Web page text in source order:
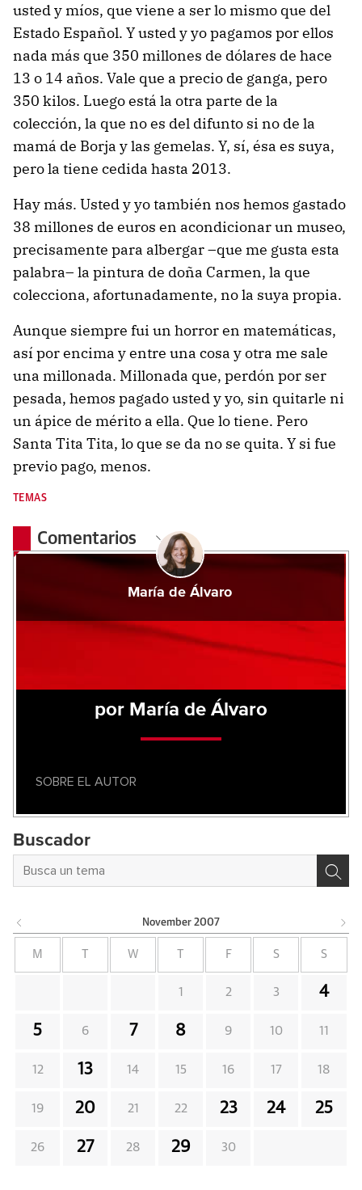
usted y míos, que viene a ser lo mismo que del
Estado Español. Y usted y yo pagamos por ellos
nada más que 350 millones de dólares de hace
13 o 14 años. Vale que a precio de ganga, pero
350 kilos. Luego está la otra parte de la
colección, la que no es del difunto si no de la
mamá de Borja y las gemelas. Y, sí, ésa es suya,
pero la tiene cedida hasta 2013.
Hay más. Usted y yo también nos hemos gastado
38 millones de euros en acondicionar un museo,
precisamente para albergar –que me gusta esta
palabra– la pintura de doña Carmen, la que
colecciona, afortunadamente, no la suya propia.
Aunque siempre fui un horror en matemáticas,
así por encima y entre una cosa y otra me sale
una millonada. Millonada que, perdón por ser
pesada, hemos pagado usted y yo, sin quitarle ni
un ápice de mérito a ella. Que lo tiene. Pero
Santa Tita Tita, lo que se da no se quita. Y si fue
previo pago, menos.
TEMAS
Comentarios
María de Álvaro
por María de Álvaro
SOBRE EL AUTOR
Buscador
November 2007
M W F S S
1 2 3 4
5 6 7 8 9 10 11
12 13 14 15 16 17 18
19 20 21 22 23 24 25
26 27 28 29 30